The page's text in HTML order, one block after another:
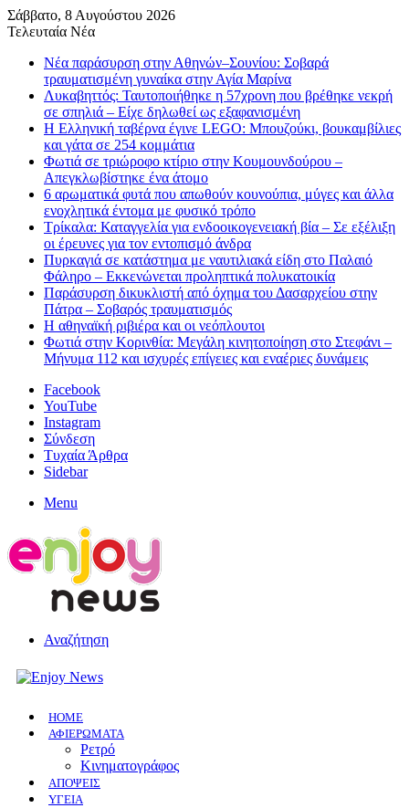
Σάββατο, 8 Αυγούστου 2026
Τελευταία Νέα
Νέα παράσυρση στην Αθηνών–Σουνίου: Σοβαρά
τραυματισμένη γυναίκα στην Αγία Μαρίνα
Λυκαβηττός: Ταυτοποιήθηκε η 57χρονη που βρέθηκε νεκρή
σε σπηλιά – Είχε δηλωθεί ως εξαφανισμένη
H Ελληνική ταβέρνα έγινε LEGO: Μπουζούκι, βουκαμβίλιες
και γάτα σε 254 κομμάτια
Φωτιά σε τριώροφο κτίριο στην Κουμουνδούρου –
Απεγκλωβίστηκε ένα άτομο
6 αρωματικά φυτά που απωθούν κουνούπια, μύγες και άλλα
ενοχλητικά έντομα με φυσικό τρόπο
Τρίκαλα: Καταγγελία για ενδοοικογενειακή βία – Σε εξέλιξη
οι έρευνες για τον εντοπισμό άνδρα
Πυρκαγιά σε κατάστημα με ναυτιλιακά είδη στο Παλαιό
Φάληρο – Εκκενώνεται προληπτικά πολυκατοικία
Παράσυρση δικυκλιστή από όχημα του Δασαρχείου στην
Πάτρα – Σοβαρός τραυματισμός
Η αθηναϊκή ριβιέρα και οι νεόπλουτοι
Φωτιά στην Κορινθία: Μεγάλη κινητοποίηση στο Στεφάνι –
Μήνυμα 112 και ισχυρές επίγειες και εναέριες δυνάμεις
Facebook
YouTube
Instagram
Σύνδεση
Τυχαία Άρθρα
Sidebar
Menu
Αναζήτηση
HOME
ΑΦΙΕΡΩΜΑΤΑ
Ρετρό
Κινηματογράφος
ΑΠΟΨΕΙΣ
ΥΓΕΙΑ